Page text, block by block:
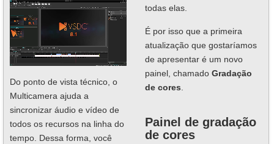
Do ponto de vista técnico, o
Multicamera ajuda a
sincronizar áudio e vídeo de
todos os recursos na linha do
tempo. Dessa forma, você
todas elas.
É por isso que a primeira
atualização que gostaríamos
de apresentar é um novo
painel, chamadoGradação
de cores
Painel de gradação
de cores